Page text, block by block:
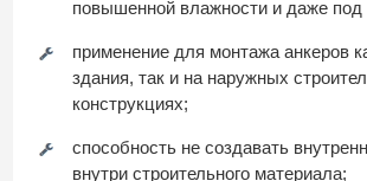
повышенной влажности и даже под
применение для монтажа анкеров
здания, так и на наружных
конструкциях;
способность не создавать
внутри строительного материала;